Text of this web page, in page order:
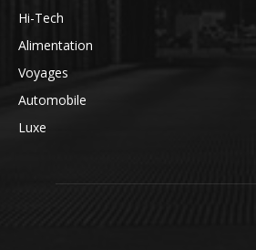
Hi-Tech
Alimentation
Voyages
Automobile
Luxe